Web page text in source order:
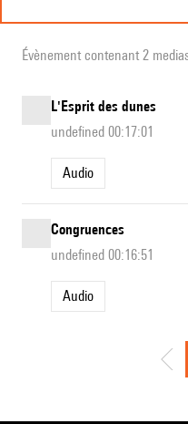
Évènement contenant 2
L'Esprit des dunes
undefined 00:17:01
Audio
Congruences
undefined 00:16:51
Audio